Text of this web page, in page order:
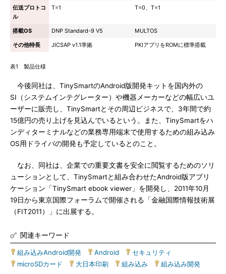
伝送プロトコ
ル
T=1 T=0、T=1
搭載OS DNP Standard-9 V5
MULTOS
その他特長
JICSAP v1.1準拠 PKIアプリをROMに標準搭載
表1 製品仕様
今後同社は、TinySmartのAndroid版開発キットを国内外の
SI（システムインテグレーター）や機器メーカーなどの幅広いユ
ーザーに販売し、TinySmartとその周辺ビジネスで、3年間で約
15億円の売り上げを見込んでいるという。また、TinySmartをハ
ンディターミナルなどの業務専用端末で使用するための組み込み
OS用ドライバの開発も予定しているとのこと。
なお、同社は、企業での重要文書を安全に閲覧するためのソリ
ューションとして、TinySmartと組み合わせたAndroid版アプリ
ケーション「TinySmart ebook viewer」を開発し、2011年10月
19日から東京国際フォーラムで開催される「金融国際情報技術展
（FIT2011）」に出展する。
関連キーワード
組み込みAndroid開発 Android セキュリティ
microSDカード
大日本印刷 組み込み 組み込み開発